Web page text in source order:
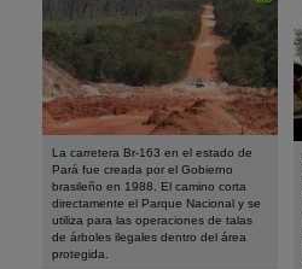
La carretera Br-163 en el estado de
Pará fue creada por el Gobierno
brasileño en 1988. El camino corta
directamente el Parque Nacional y se
utiliza para las operaciones de talas
de árboles ilegales dentro del área
protegida.